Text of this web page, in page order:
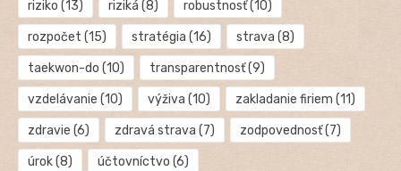
riziko (13) riziká (8) robustnosť(10)
rozpočet (15) stratégia (16) strava (8)
taekwon-do (10) transparentnosť(9)
vzdelávanie (10) výživa (10) zakladanie firiem (11)
zdravie (6) zdravá strava (7) zodpovednosť(7)
úrok(8) účtovníctvo (6)